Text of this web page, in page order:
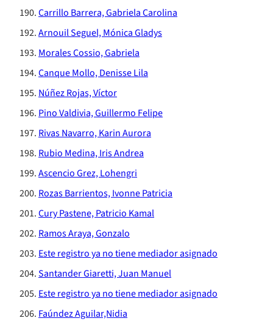
Carrillo Barrera, Gabriela Carolina
Arnouil Seguel, Mónica Gladys
Morales Cossio, Gabriela
Canque Mollo, Denisse Lila
Núñez Rojas, Víctor
Pino Valdivia, Guillermo Felipe
Rivas Navarro, Karin Aurora
Rubio Medina, Iris Andrea
Ascencio Grez, Lohengri
Rozas Barrientos, Ivonne Patricia
Cury Pastene, Patricio Kamal
Ramos Araya, Gonzalo
Este registro ya no tiene mediador asignado
Santander Giaretti, Juan Manuel
Este registro ya no tiene mediador asignado
Faúndez Aguilar,Nidia